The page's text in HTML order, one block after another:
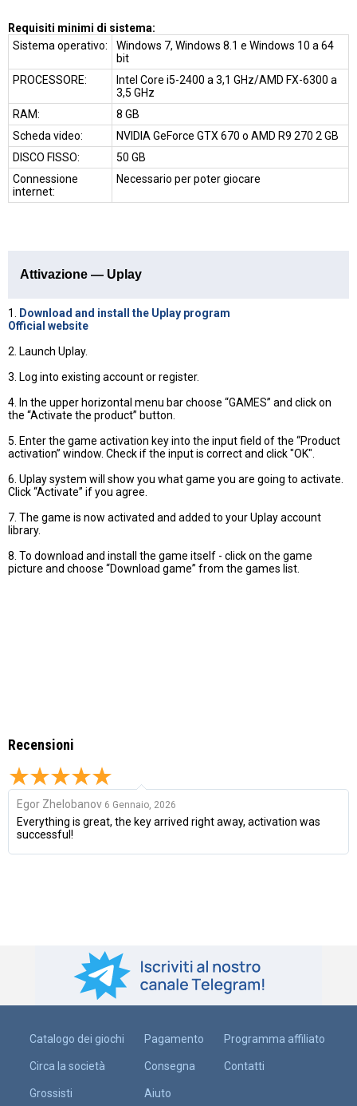
Requisiti minimi di sistema:
Sistema operativo:
Windows 7, Windows 8.1 e Windows 10 a 64
bit
PROCESSORE:
Intel Core i5-2400 a 3,1 GHz/AMD FX-6300 a
3,5 GHz
RAM:
8 GB
Scheda video:
NVIDIA GeForce GTX 670 o AMD R9 270 2 GB
DISCO FISSO:
50 GB
Connessione
internet:
Necessario per poter giocare
Attivazione — Uplay
1.
Download and install the Uplay program
Official website
2. Launch Uplay.
3. Log into existing account or register.
4. In the upper horizontal menu bar choose “GAMES” and click on
the “Activate the product” button.
5. Enter the game activation key into the input field of the “Product
activation” window. Check if the input is correct and click "OK".
6. Uplay system will show you what game you are going to activate.
Click “Activate” if you agree.
7. The game is now activated and added to your Uplay account
library.
8. To download and install the game itself - click on the game
picture and choose “Download game” from the games list.
Recensioni
Egor Zhelobanov 6 Gennaio, 2026
Everything is great, the key arrived right away, activation was
successful!
Catalogo dei giochi
Circa la società
Grossisti
Pagamento
Consegna
Aiuto
Programma affiliato
Contatti